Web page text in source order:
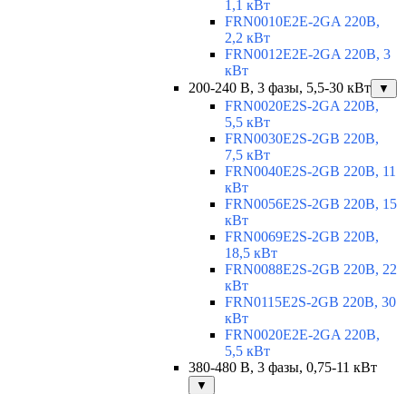
1,1 кВт
FRN0010E2E-2GA 220В,
2,2 кВт
FRN0012E2E-2GA 220В, 3
кВт
200-240 В, 3 фазы, 5,5-30 кВт
▼
FRN0020E2S-2GA 220В,
5,5 кВт
FRN0030E2S-2GB 220В,
7,5 кВт
FRN0040E2S-2GB 220В, 11
кВт
FRN0056E2S-2GB 220В, 15
кВт
FRN0069E2S-2GB 220В,
18,5 кВт
FRN0088E2S-2GB 220В, 22
кВт
FRN0115E2S-2GB 220В, 30
кВт
FRN0020E2E-2GA 220В,
5,5 кВт
380-480 В, 3 фазы, 0,75-11 кВт
▼